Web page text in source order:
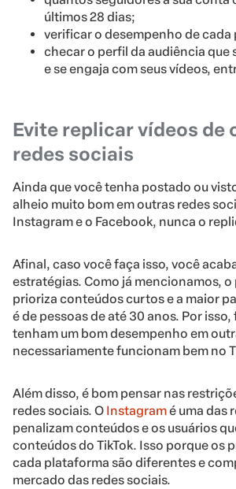
últimos 28 dias;
verificar o desempenho de cada
checar o perfil da audiência que
e se engaja com seus vídeos,
Evite replicar vídeos de
redes sociais
Ainda que você tenha postado ou
alheio muito bom em outras redes
Instagram e o Facebook, nunca o
Afinal, caso você faça isso, você
estratégias. Como já mencionamos, o
prioriza conteúdos curtos e a maior
é de pessoas de até 30 anos. Por
tenham um bom desempenho em
necessariamente funcionam bem no
Além disso, é bom pensar nas
redes sociais. O Instagramé uma das
penalizam conteúdos e os usuários
conteúdos do TikTok. Isso porque os
cada plataforma são diferentes e
mercado das redes sociais.